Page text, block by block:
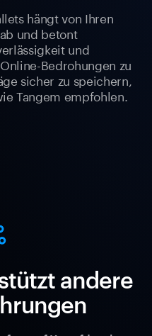
hängt von Ihren
und betont
und
Bedrohungen zu
sicher zu speichern,
Tangem empfohlen.
andere